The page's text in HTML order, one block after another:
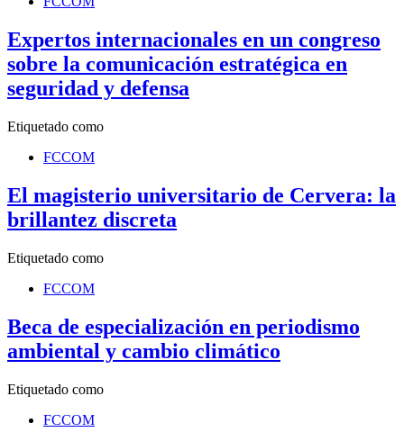
Expertos internacionales en un congreso
sobre la comunicación estratégica en
seguridad y defensa
Etiquetado como
FCCOM
El magisterio universitario de Cervera: la
brillantez discreta
Etiquetado como
FCCOM
Beca de especialización en periodismo
ambiental y cambio climático
Etiquetado como
FCCOM